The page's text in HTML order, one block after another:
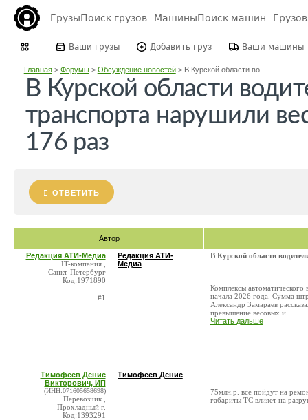
ГрузыПоиск грузов МашиныПоиск машин
Ваши грузы Добавить груз Ваши машины
Главная> Форумы> Обсуждение новостей> В Курской области во...
В Курской области
транспорта нарушили
176 раз
ОТВЕТИТЬ
Автор
Редакция АТИ-Медиа
IT-компания ,
Санкт-Петербург
Код:1971890
#1
Редакция АТИ-
Медиа
В Курской области
Комплексы автоматического
начала 2026 года. Сумма
Александр Замараев
превышение весовых и ...
Читать дальше
Тимофеев Денис
Викторович, ИП
(ИНН:071605658698)
Перевозчик ,
Прохладный г.
Код:1393291
Тимофеев Денис
75млн.р. все пойдут на
габариты ТС влияет на